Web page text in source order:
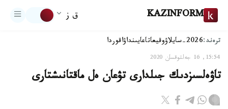
KAZINFORM ق ز
ترەند:2026-سايلاۋ وقيعاتاعايىنداۋاقوردا
15:54, 16 جەلتوقسان 2020
تاۋەلسىزدىك جىلدارى تۋعان ەل ماقتانىشتارى